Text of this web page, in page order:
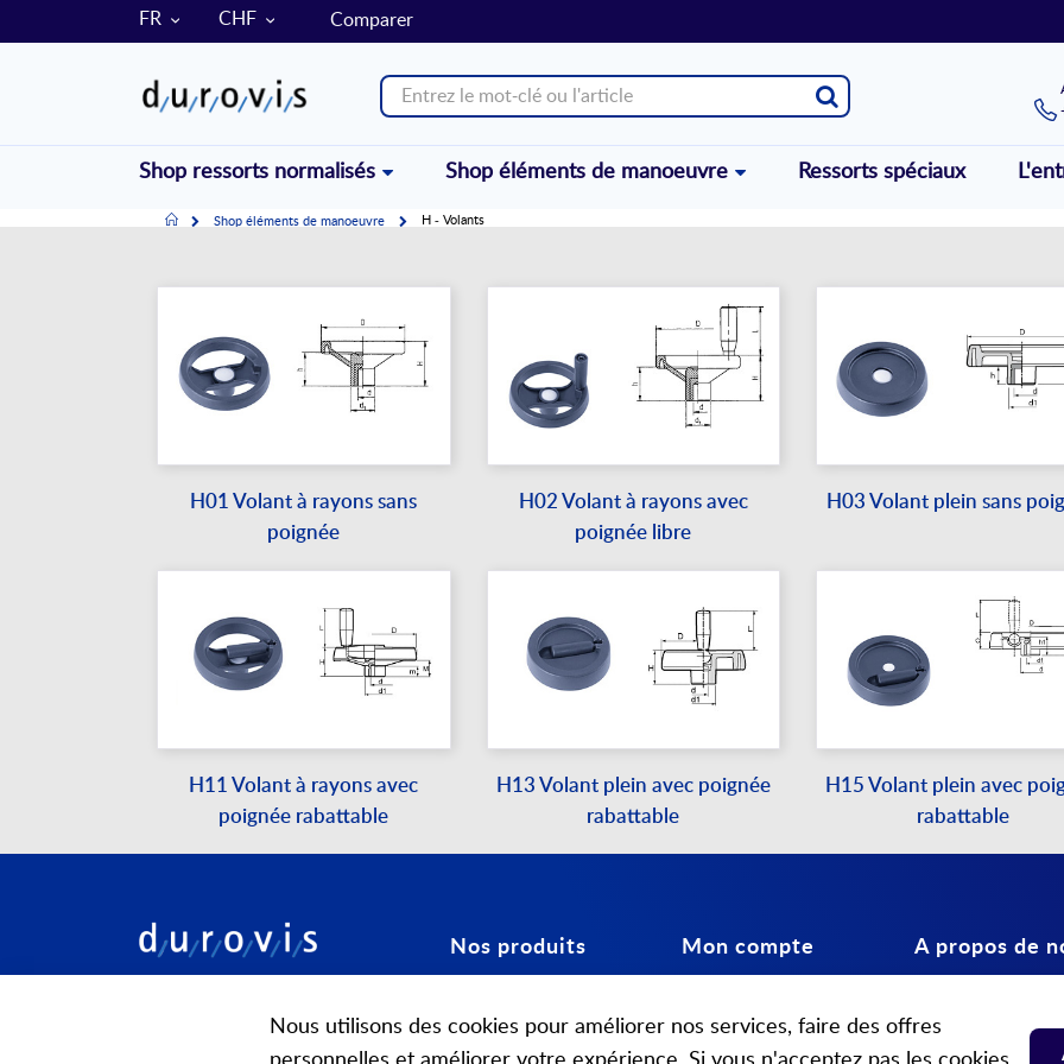
LANGUE
FR MONNAIE
CHF Comparer
Shop ressorts normalisés Shop éléments de manoeuvre Ressorts spéciaux
Accueil
Shop éléments de manoeuvre H - Volants
H01 Volant à rayons sans
poignée
H02 Volant à rayons avec
poignée libre
H03 Volant plein sans
H11 Volant à rayons avec
poignée rabattable
H13 Volant plein avec poignée
rabattable
H15 Volant plein avec
rabattable
Nos produits Mon compte A propos de
Nous utilisons des cookies pour améliorer nos services, faire des offres